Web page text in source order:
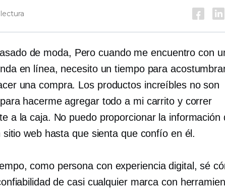
de moda, Pero cuando me encuentro con
en línea, necesito un tiempo para
una compra. Los productos increíbles no son
hacerme agregar todo a mi carrito y correr
a la caja. No puedo proporcionar la información
web hasta que sienta que confío en él.
como persona con experiencia digital, sé
de casi cualquier marca con